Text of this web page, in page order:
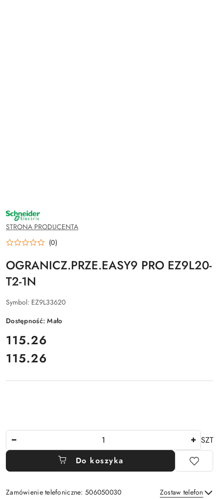
NAZWA
PRODUCENTA:
SCHNEIDER
ELECTRIC
STRONA PRODUCENTA
(0)
OGRANICZ.PRZE.EASY9 PRO EZ9L20-
T2-1N
Symbol: EZ9L33620
Dostępność:Mało
cena:
115.26
Cena:
115.26
SZT
Do koszyka
Zamówienie telefoniczne: 506050030 Zostaw telefon